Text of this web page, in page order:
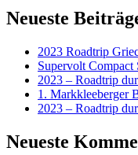
Neueste
2023 Roadtrip
Supervolt
2023 – Roadtrip
1. Markkleeberger
2023 – Roadtrip
Neueste